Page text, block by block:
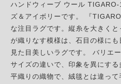
ハンドウィーブ ウール
ズ＆アイボリーです。 『
な注目ラグです。縦糸を大きく
が織りなす模様は、石目の様にも
見た目美しいラグです。 バリエ
サイズの違いで、印象を異にする
平織りの織物で、絨毯とは違って